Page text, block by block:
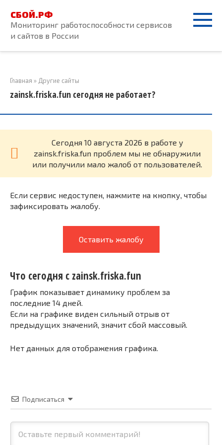
контенту
СБОЙ.РФ
Мониторинг работоспособности сервисов
и сайтов в России
Главная » Другие сайты
zainsk.friska.fun сегодня не работает?
Cегодня 10 августа 2026 в работе у
zainsk.friska.fun проблем мы не обнаружили
или получили мало жалоб от пользователей.
Если сервис недоступен, нажмите на кнопку, чтобы
зафиксировать жалобу.
Оставить жалобу
Что сегодня с zainsk.friska.fun
График показывает динамику проблем за
последние 14 дней.
Если на графике виден сильный отрыв от
предыдущих значений, значит сбой массовый.
Нет данных для отображения графика.
Подписаться